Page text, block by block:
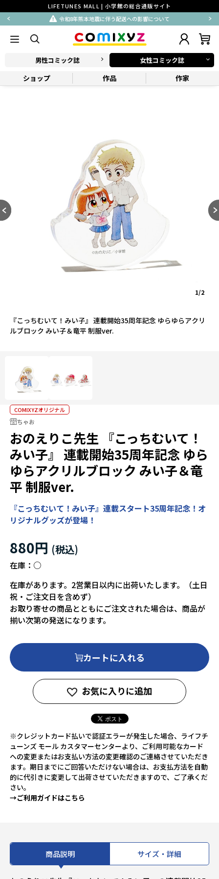
LIFETUNES MALL | 小学館の総合通販サイト
令和8年熊本地震に伴う配送への影響について
男性コミック誌 女性コミック誌
ショップ 作品 作家
『こっちむいて！みい子』 連載開始35周年記念 ゆらゆらアクリ
ルブロック みい子＆竜平 制服ver.
1/2
COMIXYZオリジナル
ちゃお
おのえりこ先生 『こっちむいて！
みい子』 連載開始35周年記念 ゆら
ゆらアクリルブロック みい子＆竜
平 制服ver.
『こっちむいて！みい子』連載スタート35周年記念！オ
リジナルグッズが登場！
880円
在庫： ○
在庫があります。2営業日以内に出荷いたします。（土日
祝・ご注文日を含めず）
お取り寄せの商品とともにご注文された場合は、商品が
揃い次第の発送になります。
カートに入れる
お気に入りに追加
※クレジットカード払いで認証エラーが発生した場合、ライフチ
ューンズ モール カスタマーセンターより、ご利用可能なカード
への変更またはお支払い方法の変更確認のご連絡させていただき
ます。期日までにご回答いただけない場合は、お支払方法を自動
的に代引きに変更して出荷させていただきますので、ご了承くだ
さい。
→ご利用ガイドはこちら
商品説明 サイズ・詳細